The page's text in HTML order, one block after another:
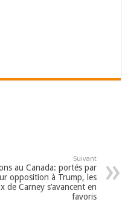
Suivant
au Canada: portés par
opposition à Trump, les
de Carney s’avancent en
favoris